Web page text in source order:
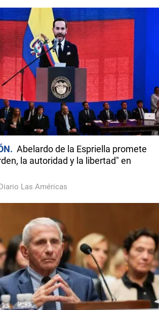
Abelardo de la Espriella promete
la autoridad y la libertad" en
Las Américas